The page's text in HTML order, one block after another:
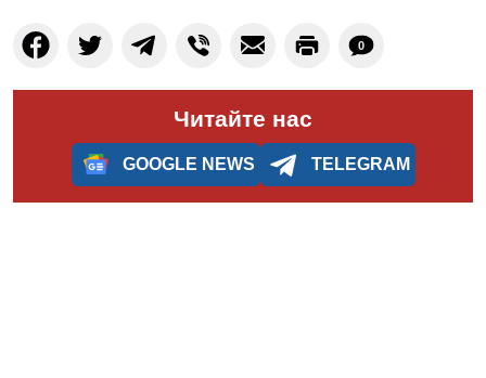
0
Читайте нас
GOOGLE NEWS TELEGRAM